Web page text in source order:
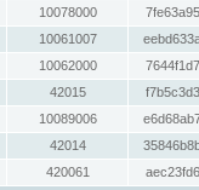
10078000
10061007
10062000
42015
10089006
42014
420061